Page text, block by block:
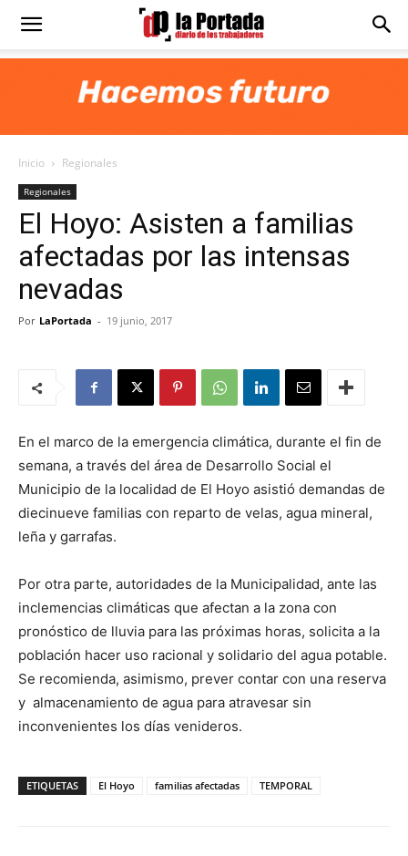
Diario
Portada
Inicio Regionales
Regionales
El Hoyo: Asisten a familias
afectadas por las intensas
nevadas
Por LaPortada - 19 junio, 2017
En el marco de la emergencia climática, durante el fin de
semana, a través del área de Desarrollo Social el
Municipio de la localidad de El Hoyo asistió demandas de
diecinueve familias con reparto de velas, agua mineral,
leña y garrafas.
Por otra parte, autoridades de la Municipalidad, ante las
inclemencias climáticas que afectan a la zona con
pronóstico de lluvia para las próximas horas, solicita a la
población hacer uso racional y solidario del agua potable.
Se recomienda, asimismo, prever contar con una reserva
y almacenamiento de agua para atravesar sin
inconvenientes los días venideros.
ETIQUETAS El Hoyo familias afectadas TEMPORAL